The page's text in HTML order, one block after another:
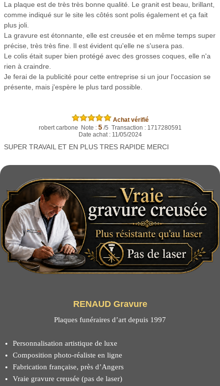
La plaque est de très très bonne qualité. Le granit est beau, brillant,
comme indiqué sur le site les côtés sont polis également et ça fait
plus joli.
La gravure est étonnante, elle est creusée et en même temps super
précise, très très fine. Il est évident qu'elle ne s'usera pas.
Le colis était super bien protégé avec des grosses coques, elle n'a
rien à craindre.
Je ferai de la publicité pour cette entreprise si un jour l'occasion se
présente, mais j'espère le plus tard possible.
Achat vérifié
robert carbone Note : 5/5 Transaction : 1717280591
Date achat : 11/05/2024
SUPER TRAVAIL ET EN PLUS TRES RAPIDE MERCI
RENAUD Gravure
Plaques funéraires d’art depuis 1997
Personnalisation artistique de luxe
Composition photo-réaliste en ligne
Fabrication française, près d’Angers
Vraie gravure creusée (pas de laser)